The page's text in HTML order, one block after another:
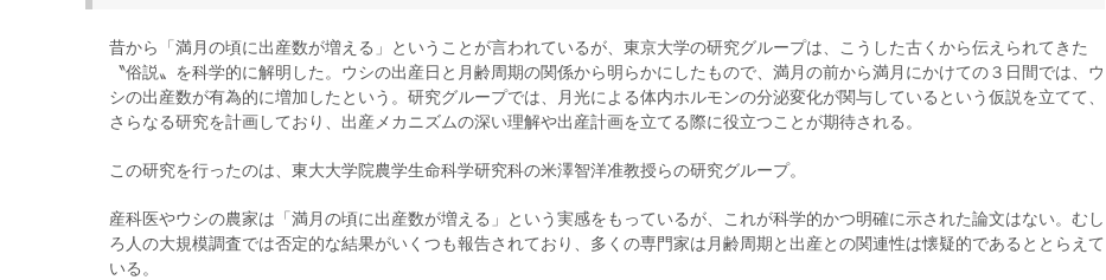
昔から「満月の頃に出産数が増える」ということが言われているが、東京大学の研究グループは、こうした古くから伝えられてきた
〝俗説〟を科学的に解明した。ウシの出産日と月齢周期の関係から明らかにしたもので、満月の前から満月にかけての３日間では、ウ
シの出産数が有為的に増加したという。研究グループでは、月光による体内ホルモンの分泌変化が関与しているという仮説を立てて、
さらなる研究を計画しており、出産メカニズムの深い理解や出産計画を立てる際に役立つことが期待される。
この研究を行ったのは、東大大学院農学生命科学研究科の米澤智洋准教授らの研究グループ。
産科医やウシの農家は「満月の頃に出産数が増える」という実感をもっているが、これが科学的かつ明確に示された論文はない。むし
ろ人の大規模調査では否定的な結果がいくつも報告されており、多くの専門家は月齢周期と出産との関連性は懐疑的であるととらえて
いる。